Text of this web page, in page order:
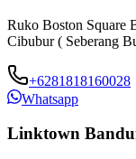
Ruko Boston Square
Cibubur ( Seberang
+6281818160028
Whatsapp
Linktown